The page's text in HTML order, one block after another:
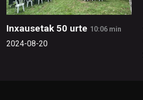
Inxausetak 50 urte 10:06 min
2024-08-20